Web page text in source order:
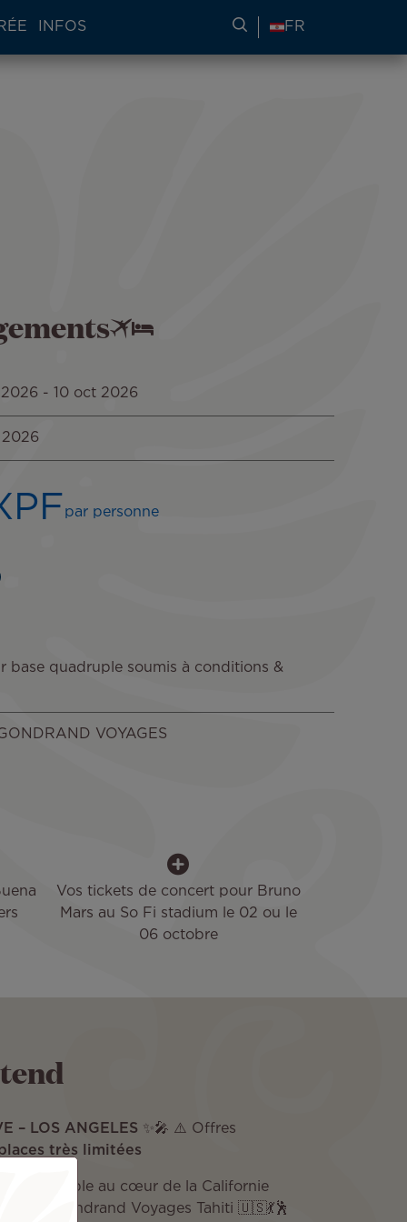
INFOS RECHERCHER DES
FR
par personne
2026 - 10 oct 2026
2026
base quadruple soumis à conditions &
VOYAGES
Vos tickets de concert pour Bruno
Mars au So Fi stadium le 02 ou le
06 octobre
– LOS ANGELES ✨🎤 ⚠️ Offres
très limitées
inoubliable au cœur de la Californie
signé Gondrand Voyages Tahiti 🇺🇸💃🕺